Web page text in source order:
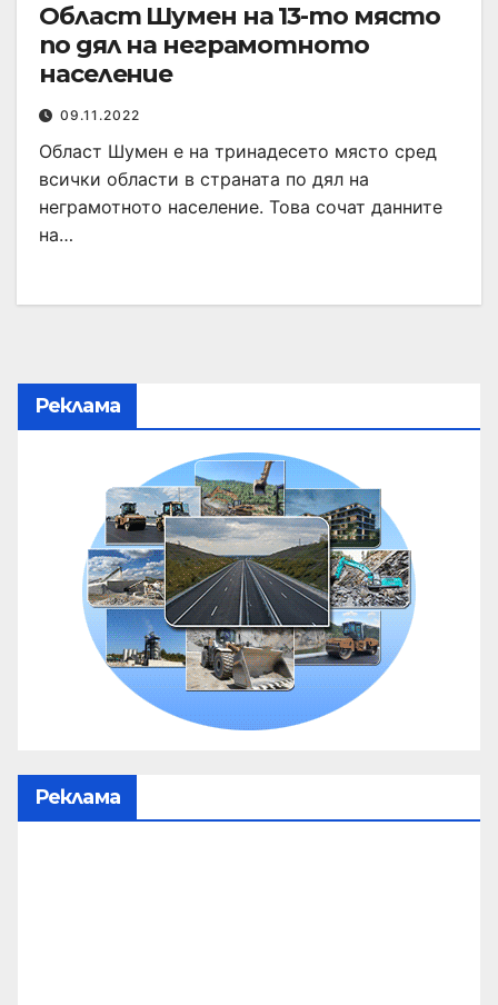
Област Шумен на 13-то място
по дял на неграмотното
население
09.11.2022
Област Шумен е на тринадесето място сред
всички области в страната по дял на
неграмотното население. Това сочат данните
на…
Реклама
Реклама